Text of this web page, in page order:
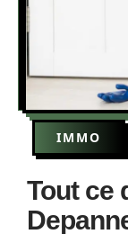
IMMO
Tout ce